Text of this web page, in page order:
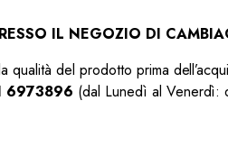
IL NEGOZIO DI
del prodotto prima
6973896 (dal Lunedì al